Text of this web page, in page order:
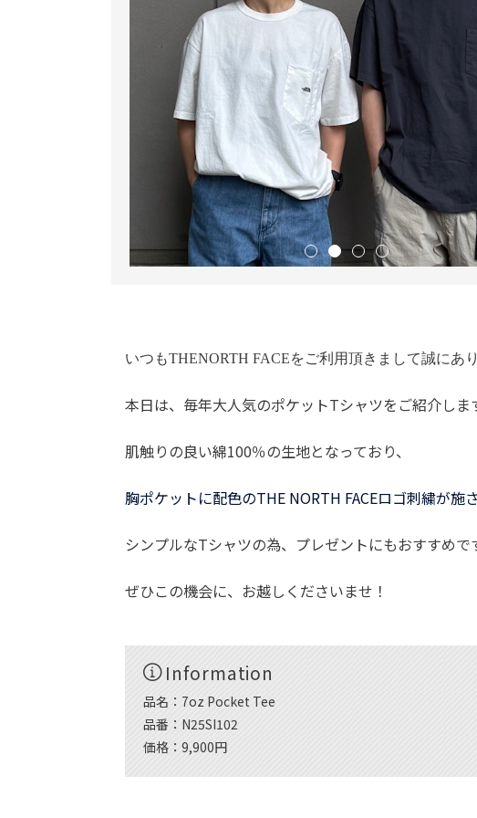
いつもTHENORTH FACEをご利用頂きまして誠にあ
本日は、毎年大人気のポケットTシャツをご紹介しま
肌触りの良い綿100％の生地となっており、
胸ポケットに配色のTHE NORTH FACEロゴ刺繍が施
シンプルなTシャツの為、プレゼントにもおすすめで
ぜひこの機会に、お越しくださいませ！
Information
品名：7oz Pocket Tee
品番：N25SI102
価格：9,900円